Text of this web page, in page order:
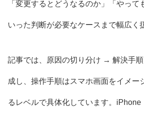
「変更するとどうなるのか」「やって
いった判断が必要なケースまで幅広く
記事では、原因の切り分け → 解決手
成し、操作手順はスマホ画面をイメー
るレベルで具体化しています。